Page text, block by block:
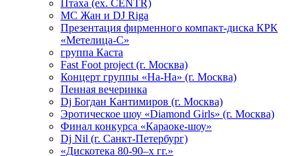
Птаха (ex. CENTR)
МС Жан и DJ Riga
Презентация фирменного компакт-диска КРК
«Метелица-С»
группа Каста
Fast Foot project (г. Москва)
Концерт группы «На-На» (г. Москва)
Пенная вечеринка
Dj Богдан Кантимиров (г. Москва)
Эротическое шоу «Diamond Girls» (г. Москва)
Финал конкурса «Караоке-шоу»
Dj Nil (г. Санкт-Петербург)
«Дискотека 80-90–х гг.»